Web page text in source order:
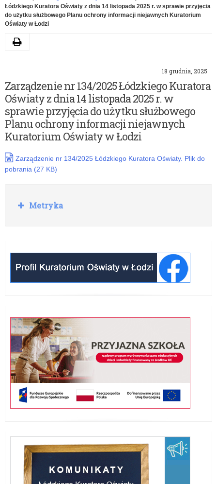
Łódzkiego Kuratora Oświaty z dnia 14 listopada 2025 r. w sprawie przyjęcia
do użytku służbowego Planu ochrony informacji niejawnych Kuratorium
Oświaty w Łodzi
18 grudnia, 2025
Zarządzenie nr 134/2025 Łódzkiego Kuratora
Oświaty z dnia 14 listopada 2025 r. w
sprawie przyjęcia do użytku służbowego
Planu ochrony informacji niejawnych
Kuratorium Oświaty w Łodzi
Zarządzenie nr 134/2025 Łódzkiego Kuratora Oświaty. Plik do
pobrania (27 KB)
Drukuj
Rozwiń
Metryka